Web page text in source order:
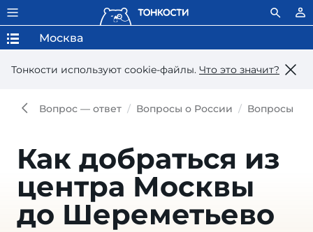
Тонкости используют сookie-файлы. Что это значит?
Москва
Вопрос — ответ Вопросы о России Вопросы о
Как добраться из
центра Москвы
до Шереметьево